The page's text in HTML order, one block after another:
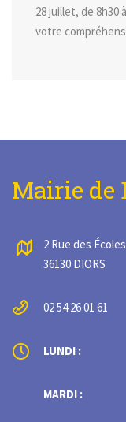
28 juillet, de 8h30
votre
Mairie de
2 Rue des Écoles
36130 DIORS
02 54 26 01 61
LUNDI :
MARDI :